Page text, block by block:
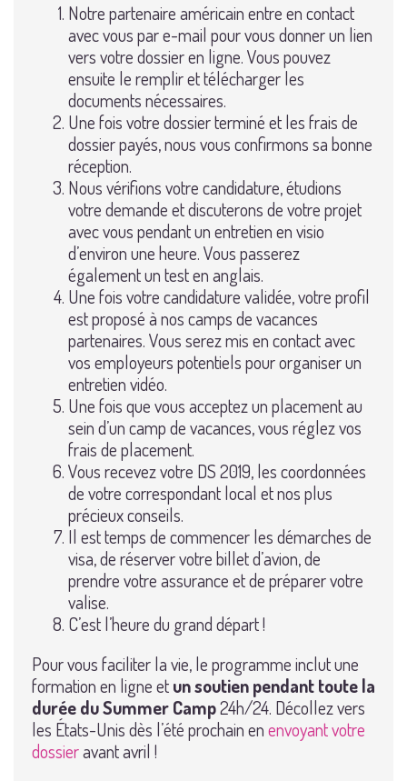
Notre partenaire américain entre en contact
avec vous par e-mail pour vous donner un lien
vers votre dossier en ligne. Vous pouvez
ensuite le remplir et télécharger les
documents nécessaires.
Une fois votre dossier terminé et les frais de
dossier payés, nous vous confirmons sa bonne
réception.
Nous vérifions votre candidature, étudions
votre demande et discuterons de votre projet
avec vous pendant un entretien en visio
d’environ une heure. Vous passerez
également un test en anglais.
Une fois votre candidature validée, votre profil
est proposé à nos camps de vacances
partenaires. Vous serez mis en contact avec
vos employeurs potentiels pour organiser un
entretien vidéo.
Une fois que vous acceptez un placement au
sein d’un camp de vacances, vous réglez vos
frais de placement.
Vous recevez votre DS 2019, les coordonnées
de votre correspondant local et nos plus
précieux conseils.
Il est temps de commencer les démarches de
visa, de réserver votre billet d’avion, de
prendre votre assurance et de préparer votre
valise.
C’est l’heure du grand départ !
Pour vous faciliter la vie, le programme inclut une
formation en ligne etun soutien pendant toute la
durée du Summer Camp24h/24. Décollez vers
les États-Unis dès l’été prochain enenvoyant votre
dossieravant avril !